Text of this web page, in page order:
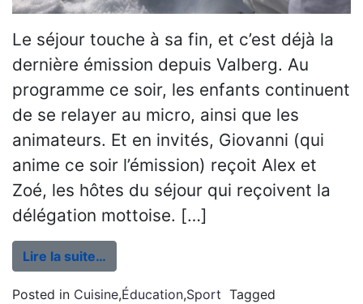
Le séjour touche à sa fin, et c’est déjà la
dernière émission depuis Valberg. Au
programme ce soir, les enfants continuent
de se relayer au micro, ainsi que les
animateurs. Et en invités, Giovanni (qui
anime ce soir l’émission) reçoit Alex et
Zoé, les hôtes du séjour qui reçoivent la
délégation mottoise. […]
Lire la suite…
Posted in Cuisine,Éducation,Sport Tagged